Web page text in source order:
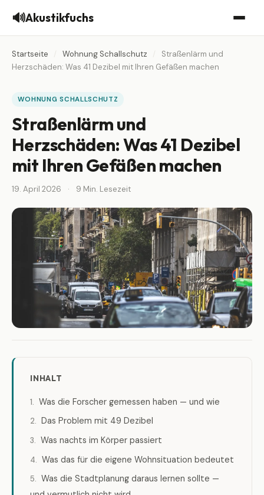
🔊Akustikfuchs
Startseite Wohnung Schallschutz
Straßenlärm und
Herzschäden: Was 41 Dezibel mit Ihren Gefäßen machen
WOHNUNG SCHALLSCHUTZ
Straßenlärm und
Herzschäden: Was 41 Dezibel
mit Ihren Gefäßen machen
19. April 2026 · 9 Min. Lesezeit
INHALT
Was die Forscher gemessen haben — und wie
Das Problem mit 49 Dezibel
Was nachts im Körper passiert
Was das für die eigene Wohnsituation bedeutet
Was die Stadtplanung daraus lernen sollte —